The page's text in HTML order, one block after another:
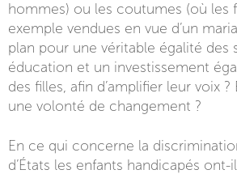
hommes) ou les coutumes (où les
exemple vendues en vue d’un
plan pour une véritable égalité des
éducation et un investissement
des filles, afin d’amplifier leur voix
une volonté de changement ?
En ce qui concerne la
d’États les enfants handicapés ont-